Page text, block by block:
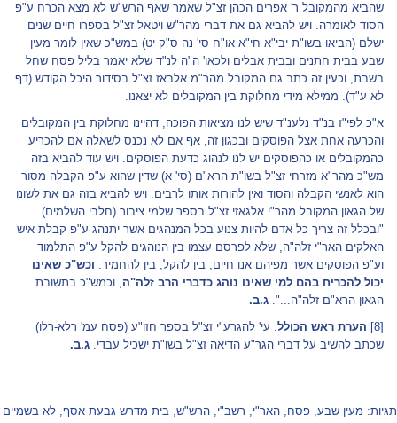
שהביא מהמקובל ר' אפרים הכהן זצ"ל שאמר שאף הרש"ש לא מצא הכרח ע"פ
הסוד לאומרה. ויש להביא גם את דברי מהר"ש ויטאל זצ"ל בספרו חיים שנים
ישלם (הביאו בשו"ת יבי"א חי"א או"ח סי' נה ס"ק יט) במש"כ שאין לומר מעין
שבע בבית חתנים ובבית אבלים ולכאו' ה"ה לנ"ד שלא יאמר בליל פסח שחל
בשבת, וכעין זה כתב גם המקובל מהר"מ אלבאז זצ"ל בסידור היכל הקודש (דף
לא ע"ד). ממילא מידי מחלוקת בין המקובלים לא יצאנו.
א"כ לפי"ז בנ"ד נלענ"ד שיש לנו מציאות הפוכה, דהיינו מחלוקת בין המקובלים
והכרעה אחת אצל הפוסקים ובכגון זה, אף אם לא נכנס לשאלה אם להכריע
כהמקובלים או כהפוסקים יש לנו לנהוג כדעת הפוסקים. ויש עוד להביא בזה
מש"כ מהר"א מזרחי זצ"ל בשו"ת הרא"ם (סי' א) שדין שהוא ע"פ הקבלה מסור
הוא לאנשי הקבלה והסוד ואין להורות אותו לרבים. ויש להביא בזה גם את לשונו
של הגאון המקובל מהר"י אלגאזי זצ"ל בספר שלמי ציבור (חלבי השלמים)
"ובכלל זה צריך כל אדם להיות צנוע בכל המנהגים אשר יתנהג ע"פ קבלת איש
האלקים האר"י זלה"ה, שלא לפרסם עצמו בין הנוהגים להקל ע"פ התלמוד
וע"פ הפוסקים אשר מפיהם אנו חיים, בין להקל, בין להחמיר. וכש"כ שאינו
יכול להכריח בהם למי שאינו נוהג כדברי הרב זלה"ה, וכמש"כ בתשובת
הגאון הרא"ם זלה"ה...". ג.ב.
[8]
הערת ראש הכולל: עי' להגרע"י זצ"ל בספר חזו"ע (פסח עמ' רלא-רלו)
שכתב להשיב על דברי הגר"ע הדיאה זצ"ל בשו"ת ישכיל עבדי. ג.ב.
תגיות: מעין שבע, פסח, האר"י, רשב"י, הרש"ש, בית מדרש גבעת אסף, לא בשמיים